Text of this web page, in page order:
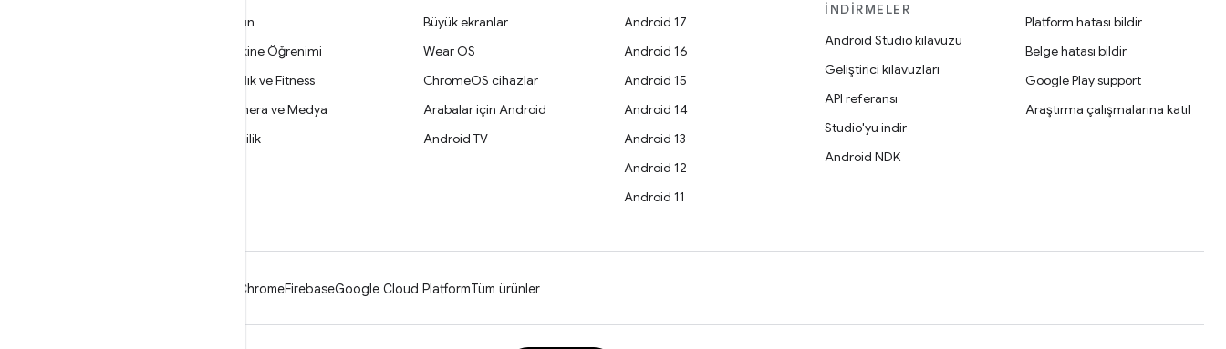
Oyun
Makine Öğrenimi
Sağlık ve Fitness
Kamera ve Medya
Gizlilik
Büyük ekranlar
Wear OS
ChromeOS cihazlar
Arabalar için Android
Android TV
Android 17
Android 16
Android 15
Android 14
Android 13
Android 12
Android 11
İNDIRMELER
Android Studio kılavuzu
Geliştirici kılavuzları
API referansı
Studio'yu indir
Android NDK
Platform hatası bildir
Belge hatası bildir
Google Play support
Araştırma çalışmalarına katıl
ChromeFirebaseGoogle Cloud PlatformTüm ürünler